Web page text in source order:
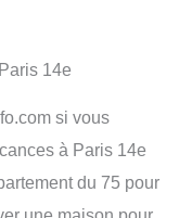
14e
si vous
à Paris 14e
du 75 pour